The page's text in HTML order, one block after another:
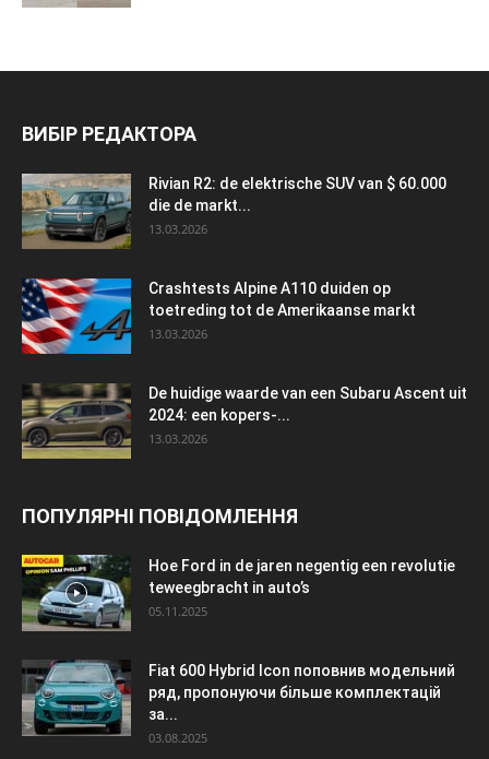
ВИБІР РЕДАКТОРА
Rivian R2: de elektrische SUV van $ 60.000
die de markt...
13.03.2026
Crashtests Alpine A110 duiden op
toetreding tot de Amerikaanse markt
13.03.2026
De huidige waarde van een Subaru Ascent uit
2024: een kopers-...
13.03.2026
ПОПУЛЯРНІ ПОВІДОМЛЕННЯ
Hoe Ford in de jaren negentig een revolutie
teweegbracht in auto’s
05.11.2025
Fiat 600 Hybrid Icon поповнив модельний
ряд, пропонуючи більше комплектацій
за...
03.08.2025